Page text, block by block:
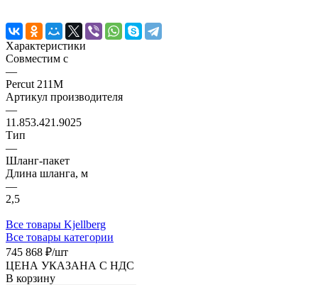
Характеристики
Совместим с
—
Percut 211M
Артикул производителя
—
11.853.421.9025
Тип
—
Шланг-пакет
Длина шланга, м
—
2,5
Все товары Kjellberg
Все товары категории
745 868 ₽/шт
ЦЕНА УКАЗАНА С НДС
В корзину